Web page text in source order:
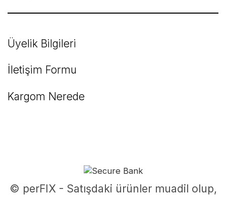
Üyelik Bilgileri
İletişim Formu
Kargom Nerede
© perFIX - Satışdaki ürünler muadil olup,